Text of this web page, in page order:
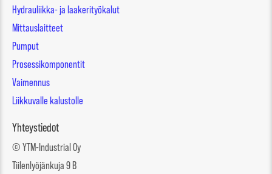
Hydrauliikka- ja laakerityökalut
Mittauslaitteet
Pumput
Prosessikomponentit
Vaimennus
Liikkuvalle kalustolle
Yhteystiedot
© YTM-Industrial Oy
Tiilenlyöjänkuja 9 B